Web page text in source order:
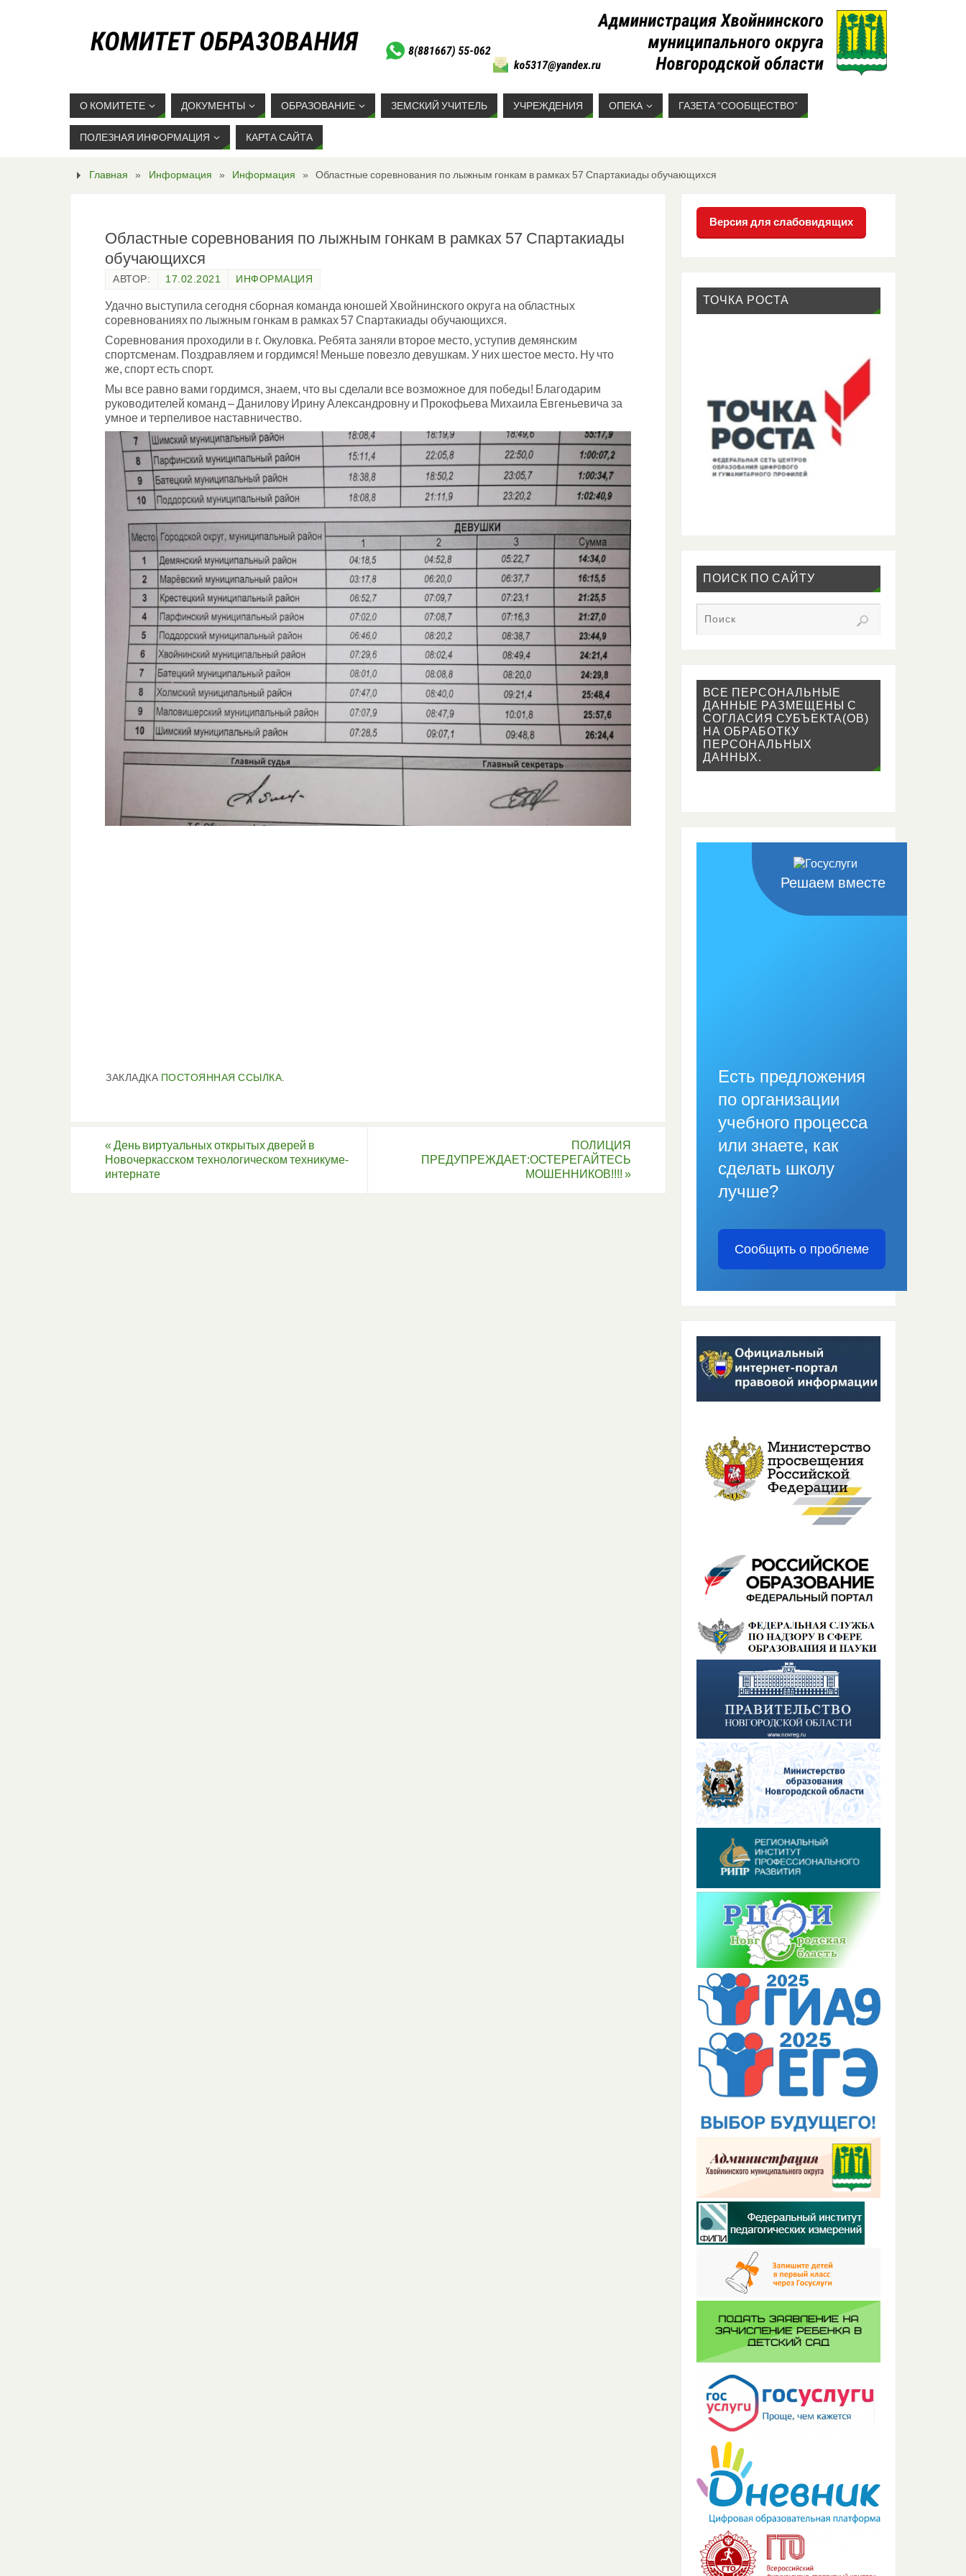
О КОМИТЕТЕ ДОКУМЕНТЫ ОБРАЗОВАНИЕ ЗЕМСКИЙ УЧИТЕЛЬ УЧРЕЖДЕНИЯ ОПЕКА ГАЗЕТА “СООБЩЕСТВО”
ПОЛЕЗНАЯ ИНФОРМАЦИЯ КАРТА САЙТА
Главная » Информация » Информация » Областные соревнования по лыжным гонкам в рамках 57 Спартакиады обучающихся
Областные соревнования по лыжным гонкам в рамках 57 Спартакиады
обучающихся
АВТОР: 17.02.2021 ИНФОРМАЦИЯ
Удачно выступила сегодня сборная команда юношей Хвойнинского округа на областных
соревнованиях по лыжным гонкам в рамках 57 Спартакиады обучающихся.
Соревнования проходили в г. Окуловка. Ребята заняли второе место, уступив демянским
спортсменам. Поздравляем и гордимся! Меньше повезло девушкам. У них шестое место. Ну что
же, спорт есть спорт.
Мы все равно вами гордимся, знаем, что вы сделали все возможное для победы! Благодарим
руководителей команд – Данилову Ирину Александровну и Прокофьева Михаила Евгеньевича за
умное и терпеливое наставничество.
ЗАКЛАДКА ПОСТОЯННАЯ ССЫЛКА
« День виртуальных открытых дверей в
Новочеркасском технологическом техникуме-
интернате
ПОЛИЦИЯ
ПРЕДУПРЕЖДАЕТ:ОСТЕРЕГАЙТЕСЬ
МОШЕННИКОВ!!!! »
Версия для слабовидящих
ТОЧКА РОСТА
ПОИСК ПО САЙТУ
ВСЕ ПЕРСОНАЛЬНЫЕ
ДАННЫЕ РАЗМЕЩЕНЫ С
СОГЛАСИЯ СУБЪЕКТА(ОВ)
НА ОБРАБОТКУ
ПЕРСОНАЛЬНЫХ
ДАННЫХ.
Решаем вместе
Есть предложения
по организации
учебного процесса
или знаете, как
сделать школу
лучше?
Сообщить о проблеме